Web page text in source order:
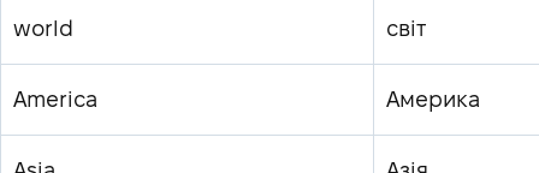
world світ
America Америка